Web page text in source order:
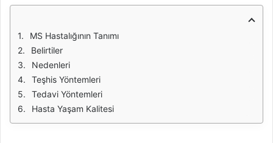
MS Hastalığının Tanımı
Belirtiler
Nedenleri
Teşhis Yöntemleri
Tedavi Yöntemleri
Hasta Yaşam Kalitesi